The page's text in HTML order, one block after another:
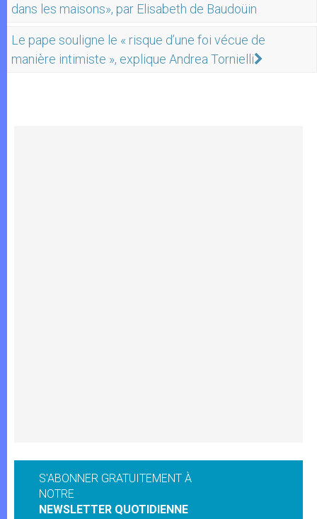
dans les maisons», par Elisabeth de Baudoüin
Le pape souligne le « risque d’une foi vécue de
manière intimiste », explique Andrea Tornielli
S'ABONNER GRATUITEMENT À
NOTRE
NEWSLETTER QUOTIDIENNE